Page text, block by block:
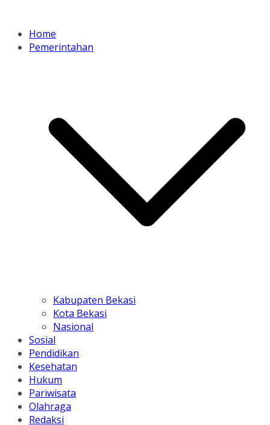
Home
Pemerintahan
Kabupaten Bekasi
Kota Bekasi
Nasional
Sosial
Pendidikan
Kesehatan
Hukum
Pariwisata
Olahraga
Redaksi